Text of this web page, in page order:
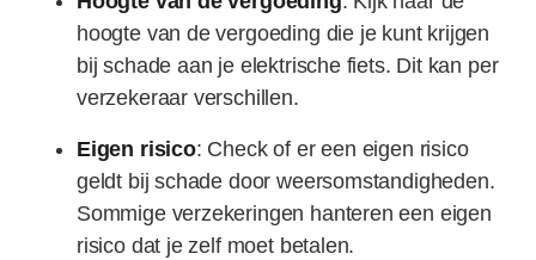
hoogte van de vergoeding die je kunt krijgen
bij schade aan je elektrische fiets. Dit kan per
verzekeraar verschillen.
Eigen risico: Check of er een eigen risico
geldt bij schade door weersomstandigheden.
Sommige verzekeringen hanteren een eigen
risico dat je zelf moet betalen.